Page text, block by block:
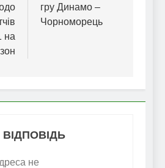
на
гру Динамо –
Чорноморець
не